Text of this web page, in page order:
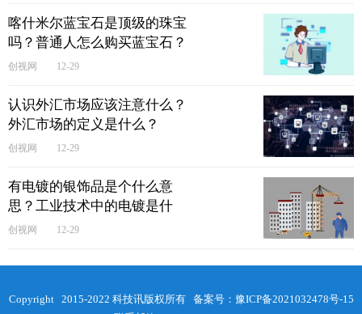
喀什米尔蓝宝石是顶级的珠宝
吗？普通人怎么购买蓝宝石？
创视网 12-29
认识外汇市场应该注意什么？​
外汇市场的定义是什么？
创视网 12-29
有电镀的银饰品是个什么意
思？工业技术中的电镀是什
么?
创视网 12-29
Copyright 2015-2022 科技讯版权所有 备案号： 豫ICP备2021032478号-15